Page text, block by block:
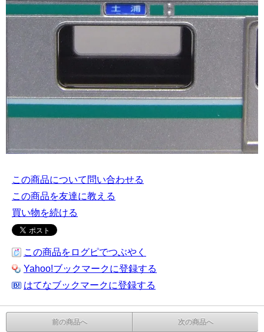
この商品について問い合わせる
この商品を友達に教える
買い物を続ける
この商品をログピでつぶやく
Yahoo!ブックマークに登録する
はてなブックマークに登録する
前の商品へ 次の商品へ